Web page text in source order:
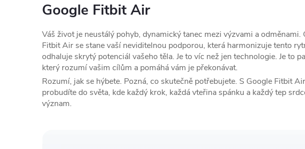
Google Fitbit Air
Váš život je neustálý pohyb, dynamický tanec mezi výzvami a odměnami.
Fitbit Air se stane vaší neviditelnou podporou, která harmonizuje tento
odhaluje skrytý potenciál vašeho těla. Je to víc než jen technologie. Je to
který rozumí vašim cílům a pomáhá vám je překonávat.
Rozumí, jak se hýbete. Pozná, co skutečně potřebujete. S Google Fitbit
probudíte do světa, kde každý krok, každá vteřina spánku a každý tep
význam.